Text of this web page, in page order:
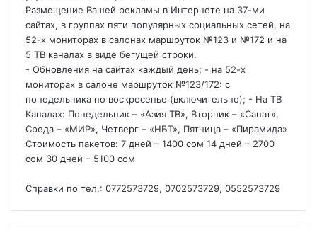
Размещение Вашей рекламы в Интернете на 37-ми
сайтах, в группах пяти популярных социальных сетей, на
52-х мониторах в салонах маршруток №123 и №172 и на
5 ТВ каналах в виде бегущей строки.
- Обновления на сайтах каждый день; - на 52-х
мониторах в салоне маршруток №123/172: с
понедельника по воскресенье (включительно); - На ТВ
Каналах: Понедельник – «Азия ТВ», Вторник – «Санат»,
Среда – «МИР», Четверг – «НБТ», Пятница – «Пирамида»
Стоимость пакетов: 7 дней – 1400 сом 14 дней – 2700
сом 30 дней – 5100 сом
Справки по тел.: 0772573729, 0702573729, 0552573729